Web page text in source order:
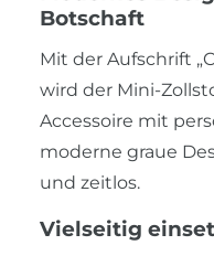
Botschaft
Mit der Aufschrift
wird der Mini-
Accessoire mit
moderne graue
und zeitlos.
Vielseitig